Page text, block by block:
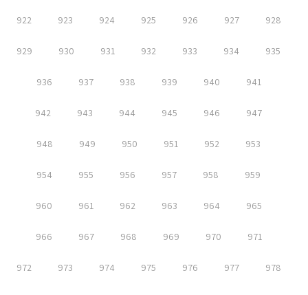
922 923 924 925 926 927 928
929 930 931 932 933 934 935
936 937 938 939 940 941
942 943 944 945 946 947
948 949 950 951 952 953
954 955 956 957 958 959
960 961 962 963 964 965
966 967 968 969 970 971
972 973 974 975 976 977 978